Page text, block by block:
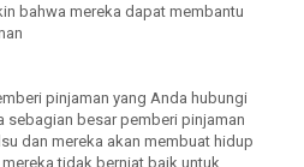
bahwa mereka dapat membantu
pinjaman yang Anda hubungi
sebagian besar pemberi pinjaman
dan mereka akan membuat hidup
tidak berniat baik untuk